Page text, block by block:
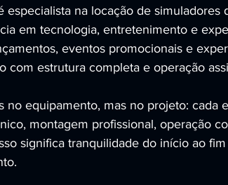
especialista na locação de simuladores
em tecnologia, entretenimento e
eventos promocionais e
com estrutura completa e operação
no equipamento, mas no projeto: cada
montagem profissional, operação
significa tranquilidade do início ao